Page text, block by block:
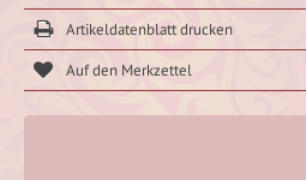
Artikeldatenblatt drucken